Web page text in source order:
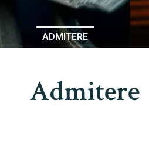
ADMITERE
Admitere